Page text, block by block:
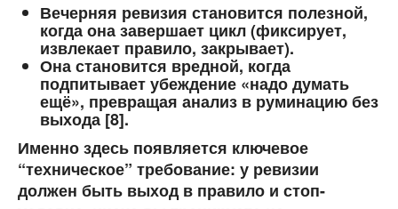
Вечерняя ревизия становится полезной,
когда она завершает цикл (фиксирует,
извлекает правило, закрывает).
Она становится вредной, когда
подпитывает убеждение «надо думать
ещё», превращая анализ в руминацию без
выхода [8].
Именно здесь появляется ключевое
“техническое” требование: у ревизии
должен быть выход в правило и стоп-